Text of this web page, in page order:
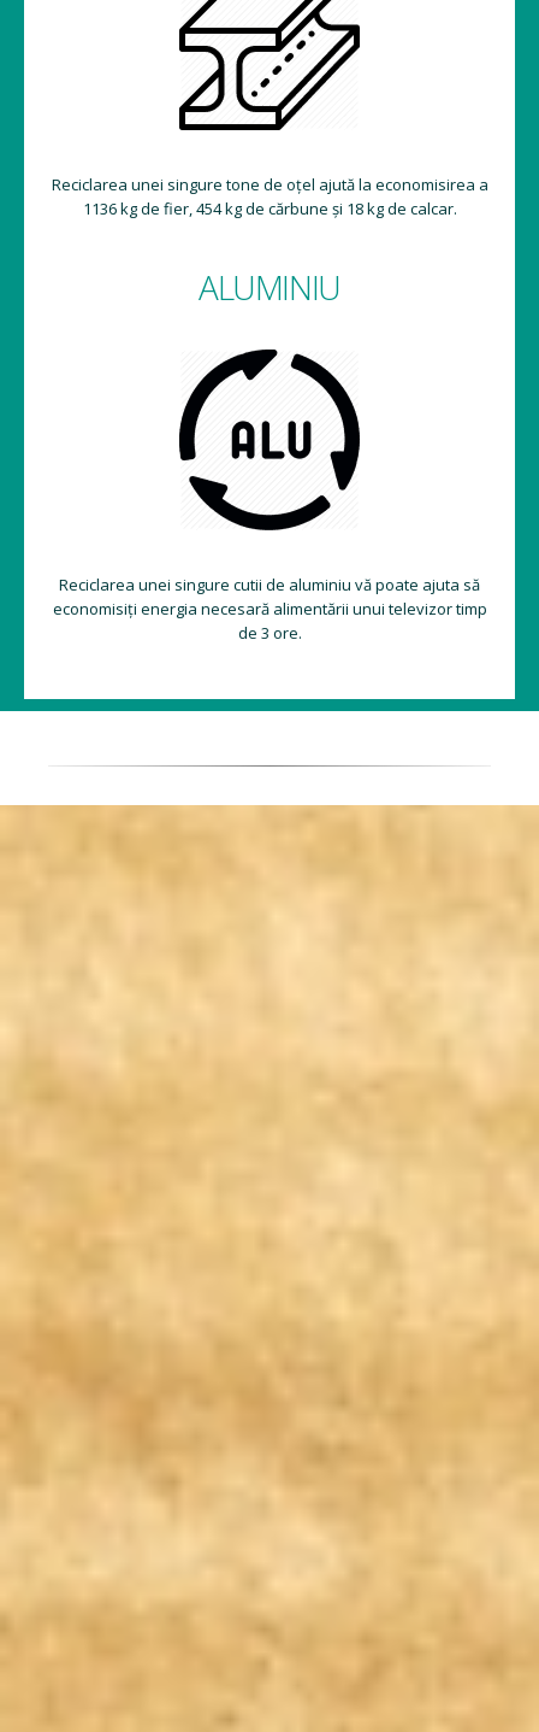
Reciclarea unei singure tone de oțel ajută la economisirea a
1136 kg de fier, 454 kg de cărbune și 18 kg de calcar.
ALUMINIU
Reciclarea unei singure cutii de aluminiu vă poate ajuta să
economisiți energia necesară alimentării unui televizor timp
de 3 ore.